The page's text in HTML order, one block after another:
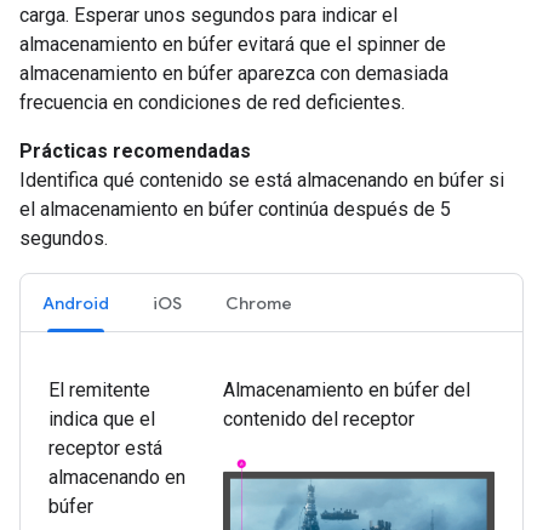
carga. Esperar unos segundos para indicar el
almacenamiento en búfer evitará que el spinner de
almacenamiento en búfer aparezca con demasiada
frecuencia en condiciones de red deficientes.
Prácticas recomendadas
Identifica qué contenido se está almacenando en búfer si
el almacenamiento en búfer continúa después de 5
segundos.
Android iOS Chrome
El remitente
indica que el
receptor está
almacenando en
búfer
Almacenamiento en búfer del
contenido del receptor